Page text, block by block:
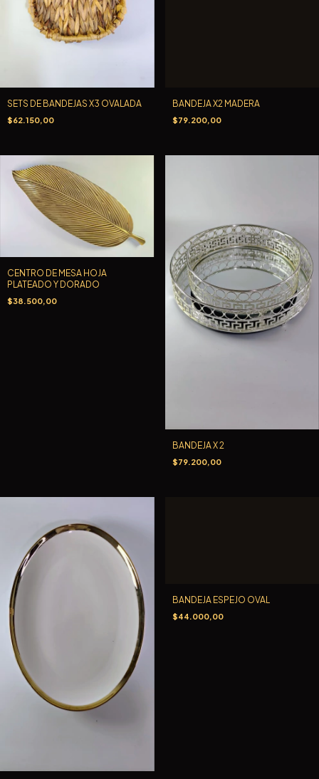
SETS DE BANDEJAS X3 OVALADA
$62.150,00
BANDEJA X2 MADERA
$79.200,00
CENTRO DE MESA HOJA
PLATEADO Y DORADO
$38.500,00
BANDEJA X 2
$79.200,00
BANDEJA ESPEJO OVAL
$44.000,00